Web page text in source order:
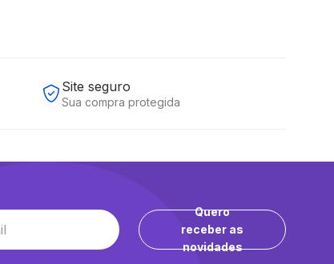
Site seguro
Sua compra protegida
Quero
receber as
novidades